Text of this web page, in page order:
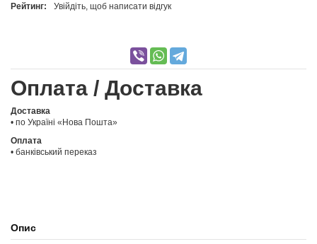
Рейтинг: Увійдіть, щоб написати відгук
Оплата / Доставка
Доставка
• по Україні «Нова Пошта»
Оплата
• банківський переказ
Опис